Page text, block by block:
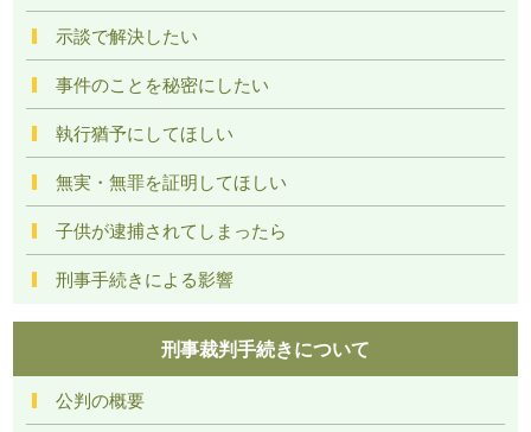
示談で解決したい
事件のことを秘密にしたい
執行猶予にしてほしい
無実・無罪を証明してほしい
子供が逮捕されてしまったら
刑事手続きによる影響
刑事裁判手続きについて
公判の概要